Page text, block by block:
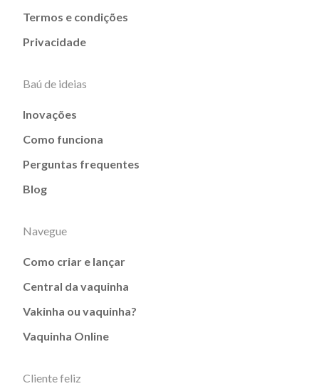
Termos e condições
Privacidade
Baú de ideias
Inovações
Como funciona
Perguntas frequentes
Blog
Navegue
Como criar e lançar
Central da vaquinha
Vakinha ou vaquinha?
Vaquinha Online
Cliente feliz